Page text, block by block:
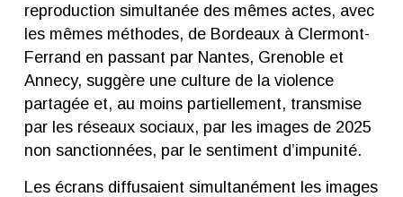
reproduction simultanée des mêmes actes, avec
les mêmes méthodes, de Bordeaux à Clermont-
Ferrand en passant par Nantes, Grenoble et
Annecy, suggère une culture de la violence
partagée et, au moins partiellement, transmise
par les réseaux sociaux, par les images de 2025
non sanctionnées, par le sentiment d’impunité.
Les écrans diffusaient simultanément les images